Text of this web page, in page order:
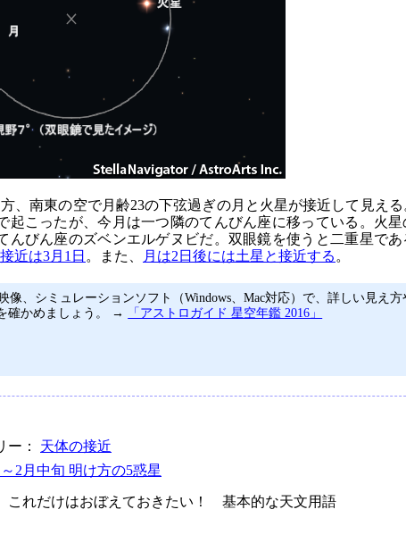
、南東の空で月齢23の下弦過ぎの月と火星が接近して見える
起こったが、今月は一つ隣のてんびん座に移っている。火星
んびん座のズベンエルゲヌビだ。双眼鏡を使うと二重星であ
近は3月1日 。また、 月は2日後には土星と接近する 。
像、シミュレーションソフト（Windows、Mac対応）で、詳しい見え方
確かめましょう。 →
「アストロガイド 星空年鑑 2016」
ー： 天体の接近
2月中旬 明け方の5惑星
これだけはおぼえておきたい！ 基本的な天文用語